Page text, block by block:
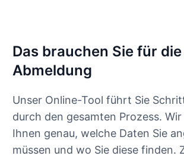
Das brauchen Sie für
Abmeldung
Unser Online-Tool führt Sie
durch den gesamten Prozess.
Ihnen genau, welche Daten Sie
müssen und wo Sie diese finden.